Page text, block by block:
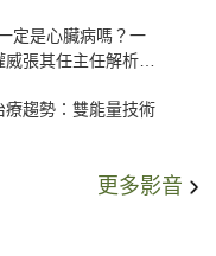
定是心臟病嗎？一
張其任主任解析支
趨勢：雙能量技術
更多影音